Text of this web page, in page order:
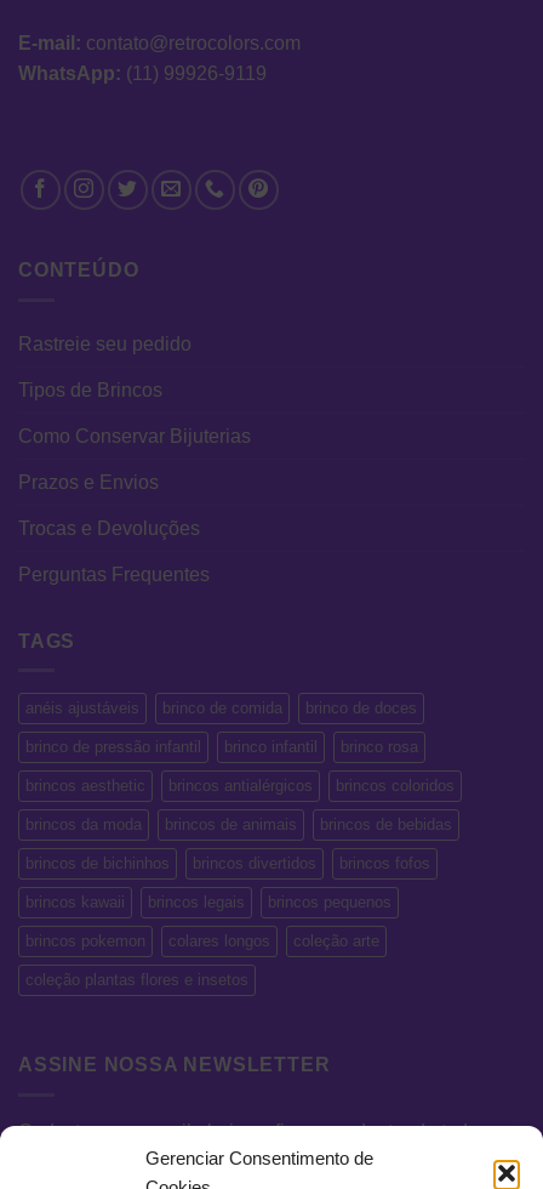
Gerenciar Consentimento de
E-mail: contato@retrocolors.com
WhatsApp: (11) 99926-9119
CONTEÚDO
Rastreie seu pedido
Tipos de Brincos
Como Conservar Bijuterias
Prazos e Envios
Trocas e Devoluções
Perguntas Frequentes
TAGS
anéis ajustáveis brinco de comida brinco de doces
brinco de pressão infantil brinco infantil brinco rosa
brincos aesthetic brincos antialérgicos brincos coloridos
brincos da moda brincos de animais brincos de bebidas
brincos de bichinhos brincos divertidos brincos fofos
brincos kawaii brincos legais brincos pequenos
brincos pokemon colares longos coleção arte
coleção plantas flores e insetos
ASSINE NOSSA NEWSLETTER
Cadastre seu e-mail abaixo e fique por dentro de todas as
novidades e promoções exclusivas.